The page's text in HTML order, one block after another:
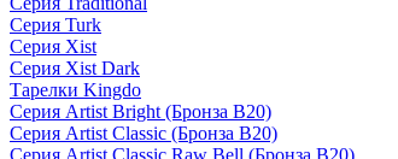
Серия Turk
Серия Xist
Серия Xist Dark
Тарелки Kingdo
Серия Artist Bright (Бронза B20)
Серия Artist Classic (Бронза B20)
Серия Artist Classic Raw Bell (Бронза B20)